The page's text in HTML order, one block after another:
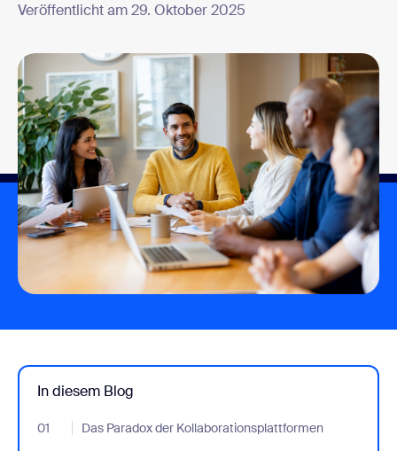
Veröffentlicht am 29. Oktober 2025
In diesem Blog
01 Das Paradox der Kollaborationsplattformen
- Jumplink to Das Paradox der Kollaborationsplattformen